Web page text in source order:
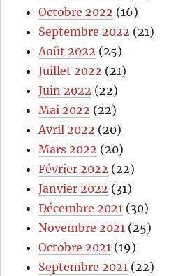
Octobre 2022 (16)
Septembre 2022 (21)
Août 2022 (25)
Juillet 2022 (21)
Juin 2022 (22)
Mai 2022 (22)
Avril 2022 (20)
Mars 2022 (20)
Février 2022 (22)
Janvier 2022 (31)
Décembre 2021 (30)
Novembre 2021 (25)
Octobre 2021 (19)
Septembre 2021 (22)